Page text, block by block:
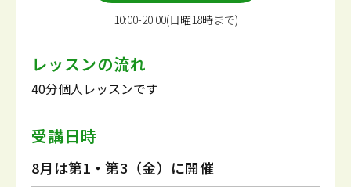
10:00-20:00(日曜18時まで)
レッスンの流れ
40分個人レッスンです
受講日時
8月は第1・第3（金）に開催